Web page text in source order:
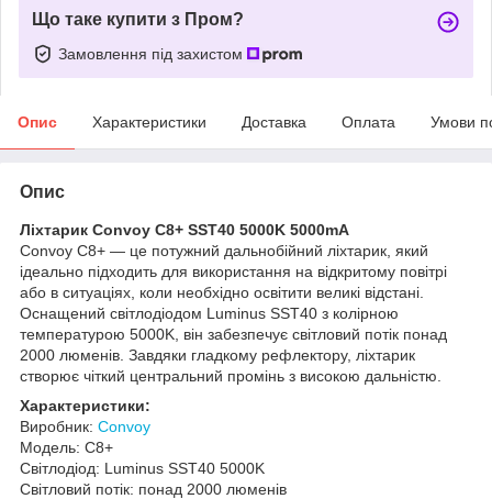
Що таке купити з Пром?
Замовлення під захистом
Опис Характеристики Доставка Оплата Умови
Опис
Ліхтарик Convoy C8+ SST40 5000K 5000mA
Convoy C8+ — це потужний дальнобійний ліхтарик, який
ідеально підходить для використання на відкритому повітрі
або в ситуаціях, коли необхідно освітити великі відстані.
Оснащений світлодіодом Luminus SST40 з колірною
температурою 5000K, він забезпечує світловий потік понад
2000 люменів. Завдяки гладкому рефлектору, ліхтарик
створює чіткий центральний промінь з високою дальністю.
Характеристики:
Виробник: Convoy
Модель: C8+
Світлодіод: Luminus SST40 5000K
Світловий потік: понад 2000 люменів